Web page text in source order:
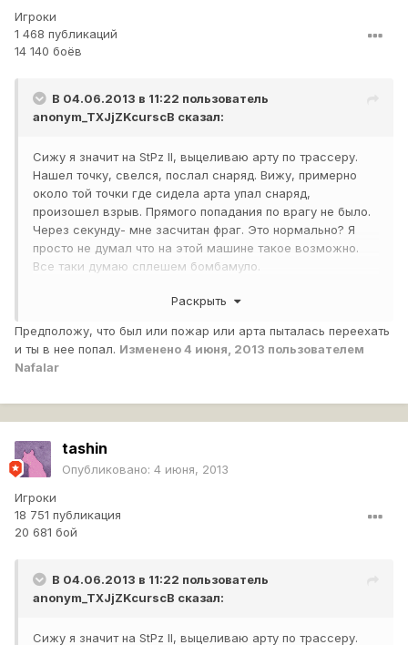
Игроки
1 468 публикаций
14 140 боёв
В 04.06.2013 в 11:22 пользователь
anonym_TXJjZKcurscB сказал:
Сижу я значит на StPz II, выцеливаю арту по трассеру.
Нашел точку, свелся, послал снаряд. Вижу, примерно
около той точки где сидела арта упал снаряд,
произошел взрыв. Прямого попадания по врагу не было.
Через секунду- мне засчитан фраг. Это нормально? Я
просто не думал что на этой машине такое возможно.
Все таки думаю сплешем бомбамуло.
Снаряды были куплены обычные, но которые чуток
Раскрыть
Предположу, что был или пожар или арта пыталась переехать
и ты в нее попал. Изменено4 июня, 2013 пользователем
Nafalar
tashin
Опубликовано: 4 июня, 2013
Игроки
18 751 публикация
20 681 бой
В 04.06.2013 в 11:22 пользователь
anonym_TXJjZKcurscB сказал:
Сижу я значит на StPz II, выцеливаю арту по трассеру.